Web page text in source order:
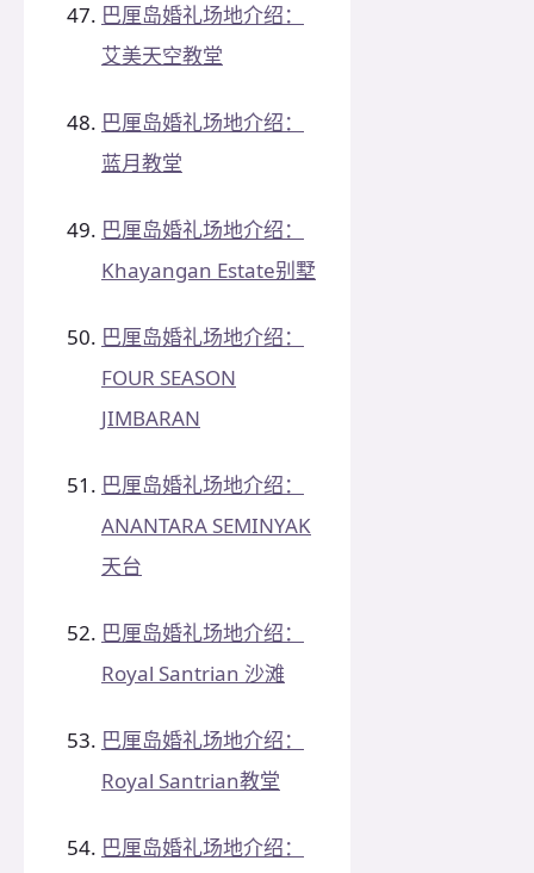
巴厘岛婚礼场地介绍：
艾美天空教堂
巴厘岛婚礼场地介绍：
蓝月教堂
巴厘岛婚礼场地介绍：
Khayangan Estate别墅
巴厘岛婚礼场地介绍：
FOUR SEASON
JIMBARAN
巴厘岛婚礼场地介绍：
ANANTARA SEMINYAK
天台
巴厘岛婚礼场地介绍：
Royal Santrian 沙滩
巴厘岛婚礼场地介绍：
Royal Santrian教堂
巴厘岛婚礼场地介绍：